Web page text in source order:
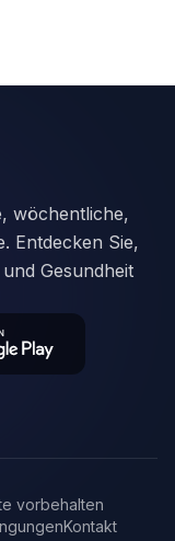
wöchentliche,
Entdecken Sie,
Gesundheit
vorbehalten
Kontakt